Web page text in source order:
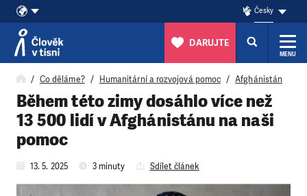
Přeskočit na obsah
Česky
DARUJTE
MENU
Co děláme? Humanitární a rozvojová pomoc Afghánistán
Během této zimy dosáhlo více než
13 500 lidí v Afghánistánu na naši
pomoc
13. 5. 2025 3 minuty Sdílet článek